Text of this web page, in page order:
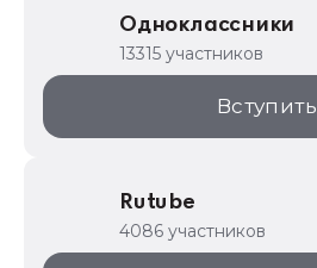
Одноклассники
13315 участников
Вступить
Rutube
4086 участников